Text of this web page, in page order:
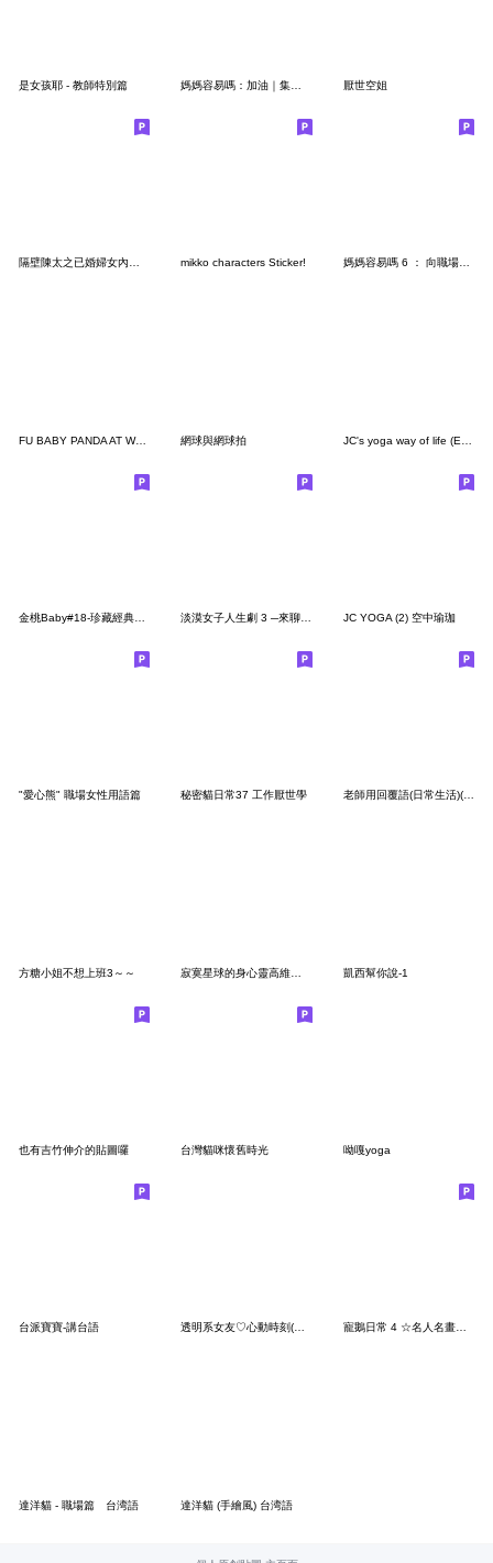
是女孩耶 - 教師特別篇 厭世空姐
隔壁陳太之已婚婦女內心話 mikko characters Sticker! 媽媽容易嗎 6 ： 向職場媽媽致敬！
FU BABY PANDA AT WORK 網球與網球拍
JC YOGA (2) 空中瑜珈
"愛心熊" 職場女性用語篇 秘密貓日常37 工作厭世學 老師用回覆語(日常生活)(省空間)
方糖小姐不想上班3～～ 凱西幫你說-1
也有吉竹伸介的貼圖囉 台灣貓咪懷舊時光 呦嘎yoga
台派寶寶-講台語 透明系女友♡心動時刻(女友篇) 寵鵝日常 4 ☆名人名畫美術館☆
達洋貓 - 職場篇 台湾語 達洋貓 (手繪風) 台湾語